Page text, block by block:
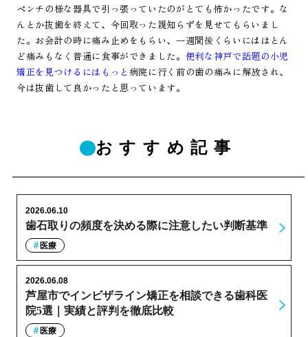
ペンチの様な器具で引っ張っていたのがとても怖かったです。な
んとか抜歯を終えて、今回取った親知らずを見せてもらいまし
た。お会計の時に痛み止めをもらい、一週間後くらいにはほとん
ど痛みもなく普通に食事ができました。 便利な神戸で話題の小児
矯正を見つけるにはもっと 病院に行く前の歯の痛みに解放され、
今は抜歯して良かったと思っています。
おすすめ記事
歯石取りの頻度を決める際に注意したい判断基準
2026.06.10
医療
芦屋市でインビザライン矯正を相談できる歯科医
院5選｜実績と評判を徹底比較
2026.06.08
医療